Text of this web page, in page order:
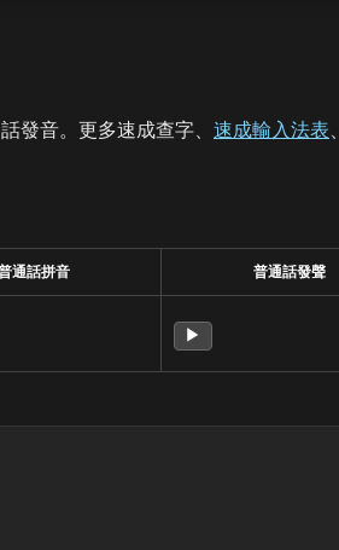
發音。更多速成查字、 速成輸入法表、
通話拼音 普通話發聲
▶